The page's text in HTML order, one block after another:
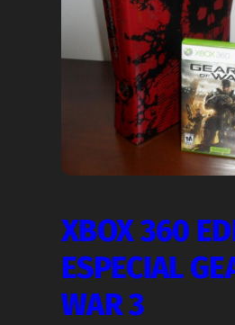
XBOX 360
ESPECIAL
WAR 3